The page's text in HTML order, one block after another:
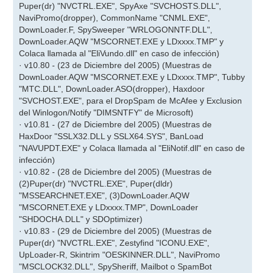
Puper(dr) "NVCTRL.EXE", SpyAxe "SVCHOSTS.DLL",
NaviPromo(dropper), CommonName "CNML.EXE",
DownLoader.F, SpySweeper "WRLOGONNTF.DLL",
DownLoader.AQW "MSCORNET.EXE y LDxxxx.TMP" y
Colaca llamada al "EliVundo.dll" en caso de infección)
· v10.80 - (23 de Diciembre del 2005) (Muestras de
DownLoader.AQW "MSCORNET.EXE y LDxxxx.TMP", Tubby
"MTC.DLL", DownLoader.ASO(dropper), Haxdoor
"SVCHOST.EXE", para el DropSpam de McAfee y Exclusion
del Winlogon/Notify "DIMSNTFY" de Microsoft)
· v10.81 - (27 de Diciembre del 2005) (Muestras de
HaxDoor "SSLX32.DLL y SSLX64.SYS", BanLoad
"NAVUPDT.EXE" y Colaca llamada al "EliNotif.dll" en caso de
infección)
· v10.82 - (28 de Diciembre del 2005) (Muestras de
(2)Puper(dr) "NVCTRL.EXE", Puper(dldr)
"MSSEARCHNET.EXE", (3)DownLoader.AQW
"MSCORNET.EXE y LDxxxx.TMP", DownLoader
"SHDOCHA.DLL" y SDOptimizer)
· v10.83 - (29 de Diciembre del 2005) (Muestras de
Puper(dr) "NVCTRL.EXE", Zestyfind "ICONU.EXE",
UpLoader-R, Skintrim "OESKINNER.DLL", NaviPromo
"MSCLOCK32.DLL", SpySheriff, Mailbot o SpamBot